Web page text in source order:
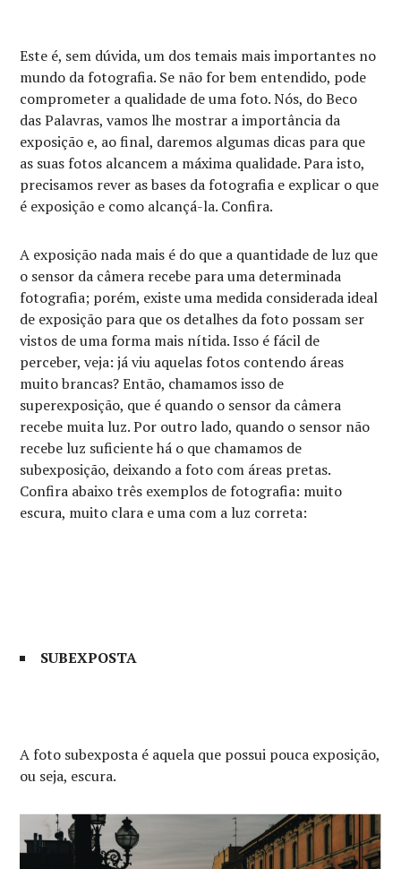
Este é, sem dúvida, um dos temais mais importantes no
mundo da fotografia. Se não for bem entendido, pode
comprometer a qualidade de uma foto. Nós, do Beco
das Palavras, vamos lhe mostrar a importância da
exposição e, ao final, daremos algumas dicas para que
as suas fotos alcancem a máxima qualidade. Para isto,
precisamos rever as bases da fotografia e explicar o que
é exposição e como alcançá-la. Confira.
A exposição nada mais é do que a quantidade de luz que
o sensor da câmera recebe para uma determinada
fotografia; porém, existe uma medida considerada ideal
de exposição para que os detalhes da foto possam ser
vistos de uma forma mais nítida. Isso é fácil de
perceber, veja: já viu aquelas fotos contendo áreas
muito brancas? Então, chamamos isso de
superexposição, que é quando o sensor da câmera
recebe muita luz. Por outro lado, quando o sensor não
recebe luz suficiente há o que chamamos de
subexposição, deixando a foto com áreas pretas.
Confira abaixo três exemplos de fotografia: muito
escura, muito clara e uma com a luz correta:
SUBEXPOSTA
A foto subexposta é aquela que possui pouca exposição,
ou seja, escura.